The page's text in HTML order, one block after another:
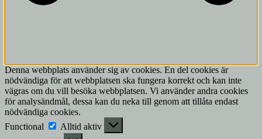
Denna webbplats använder sig av cookies. En del cookies är
nödvändiga för att webbplatsen ska fungera korrekt och kan inte
vägras om du vill besöka webbplatsen. Vi använder andra cookies
för analysändmål, dessa kan du neka till genom att tillåta endast
nödvändiga cookies.
Functional
Functional
Alltid aktiv